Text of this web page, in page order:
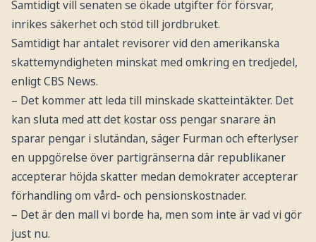
Samtidigt vill senaten se ökade utgifter för försvar,
inrikes säkerhet och stöd till jordbruket.
Samtidigt har antalet revisorer vid den amerikanska
skattemyndigheten minskat med omkring en tredjedel,
enligt CBS News.
– Det kommer att leda till minskade skatteintäkter. Det
kan sluta med att det kostar oss pengar snarare än
sparar pengar i slutändan, säger Furman och efterlyser
en uppgörelse över partigränserna där republikaner
accepterar höjda skatter medan demokrater accepterar
förhandling om vård- och pensionskostnader.
– Det är den mall vi borde ha, men som inte är vad vi gör
just nu.